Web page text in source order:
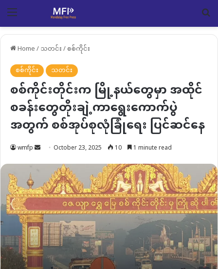
Menu
Home/သတင်း/စစ်ကိုင်း
စစ်ကိုင်း
သတင်း
စစ်ကိုင်းတိုင်းက မြို့နယ်တွေမှာ အထိုင်
စခန်းတွေတိုးချဲ့ကာရွေးကောက်ပွဲ
အတွက် စစ်အုပ်စုလုံခြုံရေး ပြင်ဆင်နေ
wmfp Send
email
October 23, 2025 10 1 minute read